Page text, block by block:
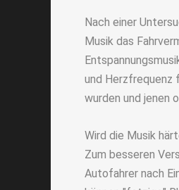
Nach einer
Musik das
und Herzfrequenz
wurden und jenen
Wird die Musik
Zum besseren
Autofahrer nach